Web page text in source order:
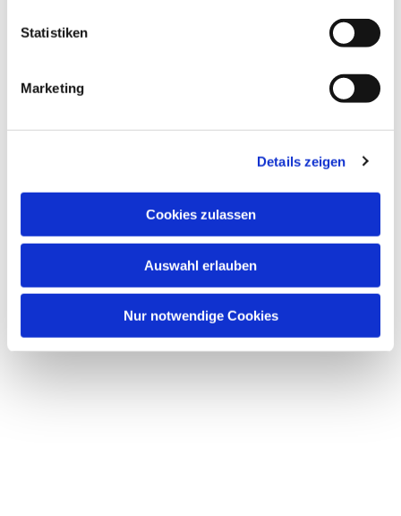
Statistiken
Marketing
Details zeigen
Cookies zulassen
Auswahl erlauben
Nur notwendige Cookies
interessieren